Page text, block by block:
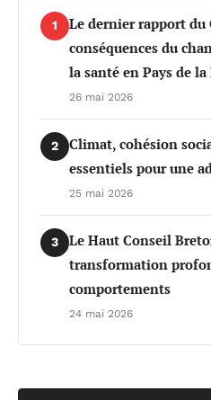
1
Le dernier rapport du
conséquences du
la santé en Pays de
26 mai 2026
2
Climat, cohésion
essentiels pour une
25 mai 2026
3
Le Haut Conseil
transformation
comportements
24 mai 2026